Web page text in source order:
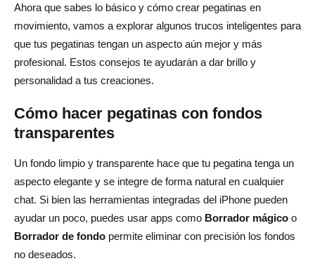
Ahora que sabes lo básico y cómo crear pegatinas en
movimiento, vamos a explorar algunos trucos inteligentes para
que tus pegatinas tengan un aspecto aún mejor y más
profesional. Estos consejos te ayudarán a dar brillo y
personalidad a tus creaciones.
Cómo hacer pegatinas con fondos
transparentes
Un fondo limpio y transparente hace que tu pegatina tenga un
aspecto elegante y se integre de forma natural en cualquier
chat. Si bien las herramientas integradas del iPhone pueden
ayudar un poco, puedes usar apps como Borrador mágico o
Borrador de fondo permite eliminar con precisión los fondos
no deseados.